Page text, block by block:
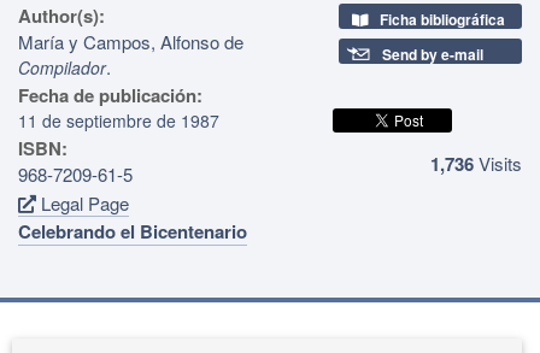
Author(s):
María y Campos, Alfonso de
Compilador.
Fecha de publicación:
11 de septiembre de 1987
ISBN:
968-7209-61-5
Legal Page
Celebrando el Bicentenario
Ficha bibliográfica
Send by e-mail
1,736Visits